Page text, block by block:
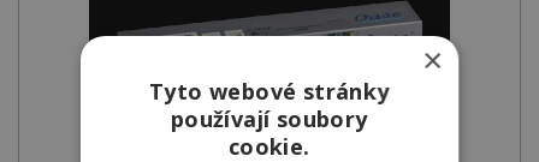
×
Tyto webové stránky
používají soubory
cookie.